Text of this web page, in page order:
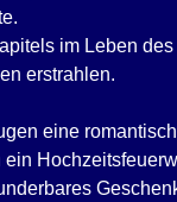
im Leben
erstrahlen.
eine